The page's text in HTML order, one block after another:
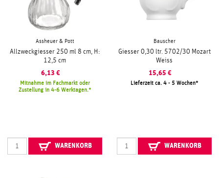
Assheuer & Pott
Allzweckgiesser 250 ml 8 cm, H:
12,5 cm
6,13 €
Mitnahme im Fachmarkt oder
Zustellung in 4-6 Werktagen.
WARENKORB
Bauscher
Giesser 0,30 ltr. 5702/30 Mozart
Weiss
15,65 €
Lieferzeit ca. 4 - 5 Wochen
WARENKORB